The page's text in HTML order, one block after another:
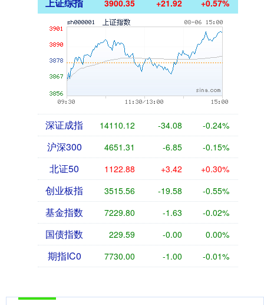
上证综指 3900.35 +21.92 +0.57%
深证成指 14110.12 -34.08 -0.24%
沪深300 4651.31 -6.85 -0.15%
北证50 1122.88 +3.42 +0.30%
创业板指 3515.56 -19.58 -0.55%
基金指数 7229.80 -1.63 -0.02%
国债指数 229.59 -0.00 0.00%
期指IC0 7730.00 -1.00 -0.01%